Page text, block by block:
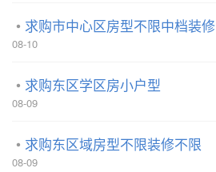
求购市中心区房型不限中档装修
08-10
求购东区学区房小户型
08-09
求购东区域房型不限装修不限
08-09